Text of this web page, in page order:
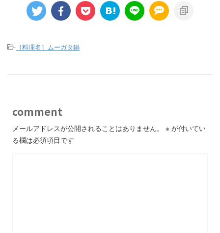
- ［料理名］ムーガタ鍋
comment
メールアドレスが公開されることはありません。 ※ が付いてい
る欄は必須項目です